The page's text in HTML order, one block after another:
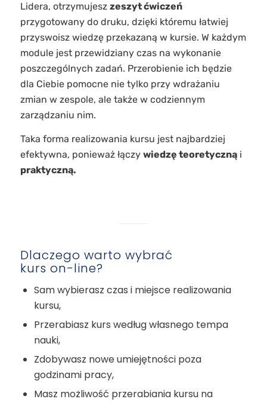
Lidera, otrzymujesz zeszyt ćwiczeń
przygotowany do druku, dzięki któremu łatwiej
przyswoisz wiedzę przekazaną w kursie. W każdym
module jest przewidziany czas na wykonanie
poszczególnych zadań. Przerobienie ich będzie
dla Ciebie pomocne nie tylko przy wdrażaniu
zmian w zespole, ale także w codziennym
zarządzaniu nim.
Taka forma realizowania kursu jest najbardziej
efektywna, ponieważ łączy wiedzę teoretycznąi
praktyczną.
Dlaczego warto wybrać
kurs on-line?
Sam wybierasz czas i miejsce realizowania
kursu,
Przerabiasz kurs według własnego tempa
nauki,
Zdobywasz nowe umiejętności poza
godzinami pracy,
Masz możliwość przerabiania kursu na